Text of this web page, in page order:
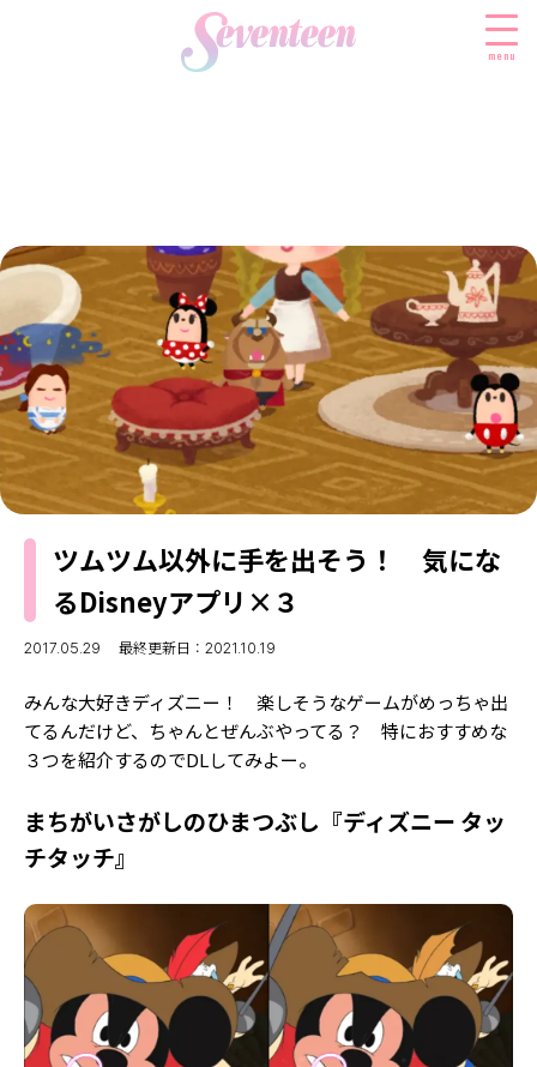
menu
FASHION
ファッションニュース
モデル私服
着回し
着痩せ
BEAUTY
ビューティニュース
トレンドメイク
ベストコスメ
ヘアアレンジ・ヘアケア
スキンケア
ボディケア
SCHOOL
スクールニュース
制服コーデ
学校ヘアメイク
勉強・受験・進路
ENTERTAINMENT
エンタメニュース
なにわ男子
K-POP
LIFESTYLE
ライフスタイルニュース
JKランキング・アワード
モデルの購入品
おでかけ
JK TREND
MODELS
MODEL'S BLOG
TikTok
Instagram
YouTube
ゲッターズ飯田
MISS SEVENTEEN
MAGAZINE
バックナンバー
INFORMATION
Seventeen
について
ツムツム以外に手を出そう！ 気にな
るDisneyアプリ×３
2017.05.29 最終更新日：2021.10.19
みんな大好きディズニー！ 楽しそうなゲームがめっちゃ出
てるんだけど、ちゃんとぜんぶやってる？ 特におすすめな
３つを紹介するのでDLしてみよー。
まちがいさがしのひまつぶし『ディズニー タッ
チタッチ』